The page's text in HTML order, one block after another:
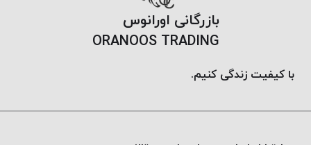
بازرگانی اورانوس
ORANOOS TRADING
با کیفیت زندگی کنیم.